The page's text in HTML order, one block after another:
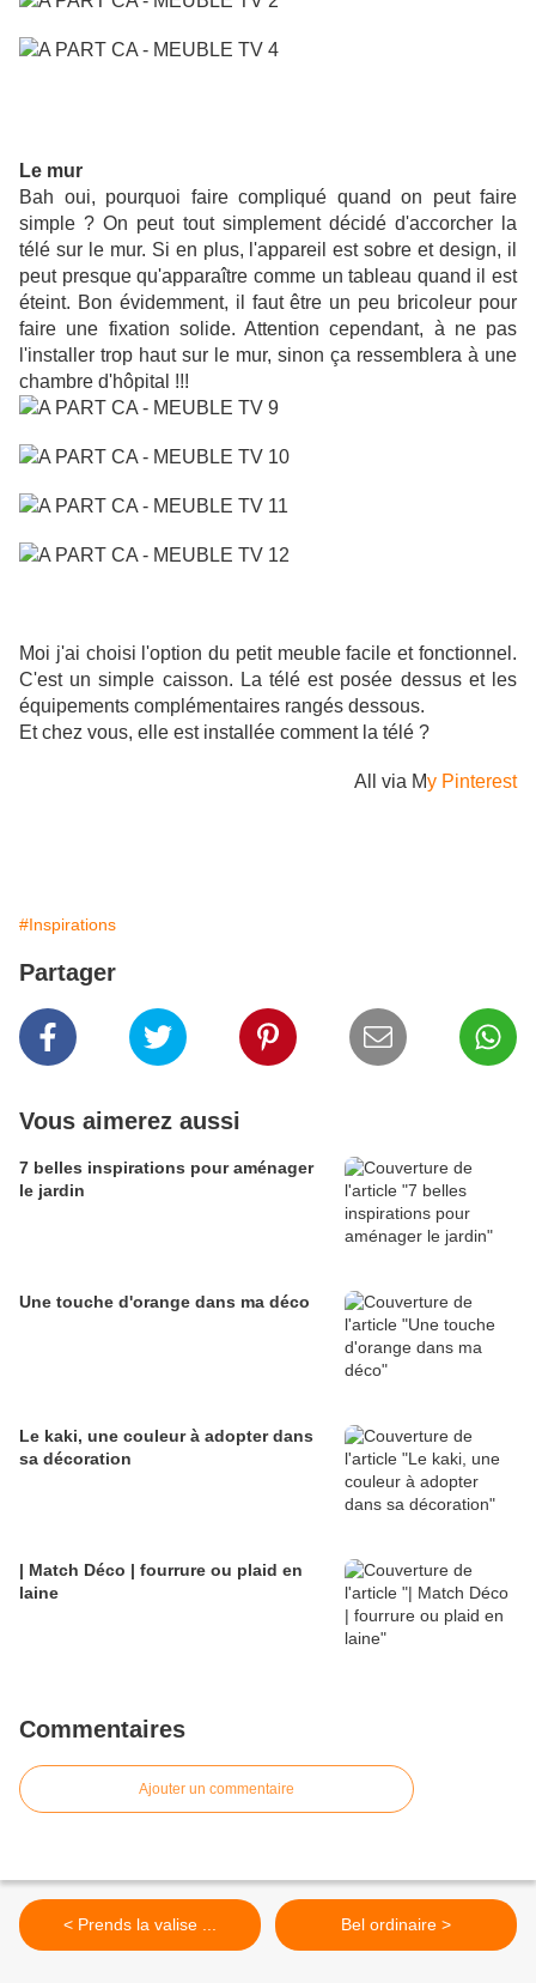
Le mur
Bah oui, pourquoi faire compliqué quand on peut faire
simple ? On peut tout simplement décidé d'accorcher la
télé sur le mur. Si en plus, l'appareil est sobre et design, il
peut presque qu'apparaître comme un tableau quand il est
éteint. Bon évidemment, il faut être un peu bricoleur pour
faire une fixation solide. Attention cependant, à ne pas
l'installer trop haut sur le mur, sinon ça ressemblera à une
chambre d'hôpital !!!
Moi j'ai choisi l'option du petit meuble facile et fonctionnel.
C'est un simple caisson. La télé est posée dessus et les
équipements complémentaires rangés dessous.
Et chez vous, elle est installée comment la télé ?
All via My Pinterest
#Inspirations
Partager
Vous aimerez aussi
7 belles inspirations pour aménager
le jardin
Une touche d'orange dans ma déco
Le kaki, une couleur à adopter dans
sa décoration
| Match Déco | fourrure ou plaid en
laine
Commentaires
Ajouter un commentaire
< Prends la valise ... Bel ordinaire >